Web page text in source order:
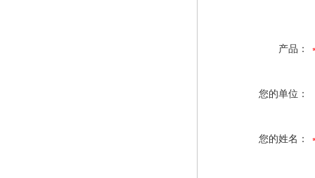
产品：
您的单位：
您的姓名：